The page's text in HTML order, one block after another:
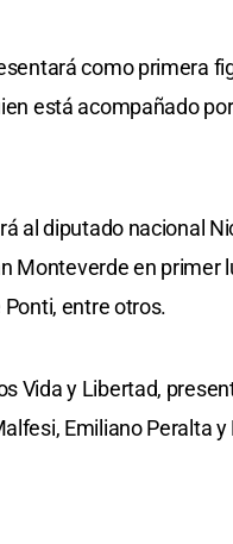
como primera
está acompañado
al diputado nacional
Monteverde en primer
Ponti, entre otros.
Vida y Libertad,
Emiliano Peralta